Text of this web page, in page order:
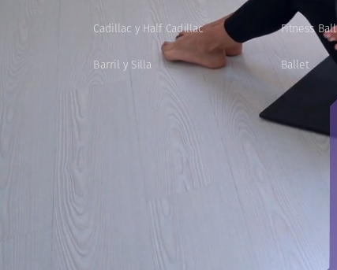
Barril y Silla
Fitness Ball
Cadillac y Half Cadillac
Ballet